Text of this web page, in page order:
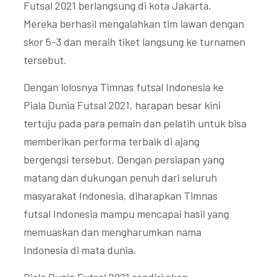
Futsal 2021 berlangsung di kota Jakarta.
Mereka berhasil mengalahkan tim lawan dengan
skor 5-3 dan meraih tiket langsung ke turnamen
tersebut.
Dengan lolosnya Timnas futsal Indonesia ke
Piala Dunia Futsal 2021, harapan besar kini
tertuju pada para pemain dan pelatih untuk bisa
memberikan performa terbaik di ajang
bergengsi tersebut. Dengan persiapan yang
matang dan dukungan penuh dari seluruh
masyarakat Indonesia, diharapkan Timnas
futsal Indonesia mampu mencapai hasil yang
memuaskan dan mengharumkan nama
Indonesia di mata dunia.